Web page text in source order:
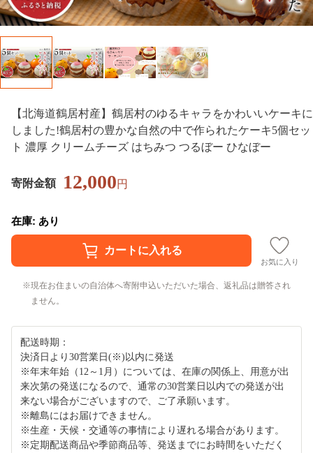
【北海道鶴居村産】鶴居村のゆるキャラをかわいいケーキに
しました!鶴居村の豊かな自然の中で作られたケーキ5個セッ
ト 濃厚 クリームチーズ はちみつ つるぼー ひなぼー
寄附金額 12,000円
在庫: あり
お気に入り
現在お住まいの自治体へ寄附申込いただいた場合、返礼品は贈答され
ません。
配送時期：
決済日より30営業日(※)以内に発送
※年末年始（12～1月）については、在庫の関係上、用意が出
来次第の発送になるので、通常の30営業日以内での発送が出
来ない場合がございますので、ご了承願います。
※離島にはお届けできません。
※生産・天候・交通等の事情により遅れる場合があります。
※定期配送商品や季節商品等、発送までにお時間をいただく